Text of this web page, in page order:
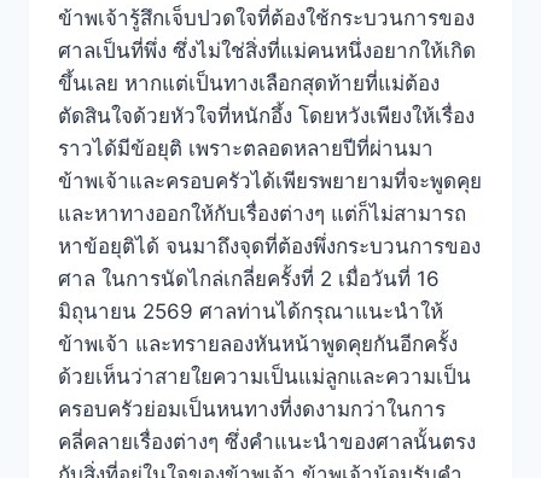
ข้าพเจ้ารู้สึกเจ็บปวดใจที่ต้องใช้กระบวนการของ
ศาลเป็นที่พึ่ง ซึ่งไม่ใช่สิ่งที่แม่คนหนึ่งอยากให้เกิด
ขึ้นเลย หากแต่เป็นทางเลือกสุดท้ายที่แม่ต้อง
ตัดสินใจด้วยหัวใจที่หนักอึ้ง โดยหวังเพียงให้เรื่อง
ราวได้มีข้อยุติ เพราะตลอดหลายปีที่ผ่านมา
ข้าพเจ้าและครอบครัวได้เพียรพยายามที่จะพูดคุย
และหาทางออกให้กับเรื่องต่างๆ แต่ก็ไม่สามารถ
หาข้อยุติได้ จนมาถึงจุดที่ต้องพึ่งกระบวนการของ
ศาล ในการนัดไกล่เกลี่ยครั้งที่ 2 เมื่อวันที่ 16
มิถุนายน 2569 ศาลท่านได้กรุณาแนะนำให้
ข้าพเจ้า และทรายลองหันหน้าพูดคุยกันอีกครั้ง
ด้วยเห็นว่าสายใยความเป็นแม่ลูกและความเป็น
ครอบครัวย่อมเป็นหนทางที่งดงามกว่าในการ
คลี่คลายเรื่องต่างๆ ซึ่งคำแนะนำของศาลนั้นตรง